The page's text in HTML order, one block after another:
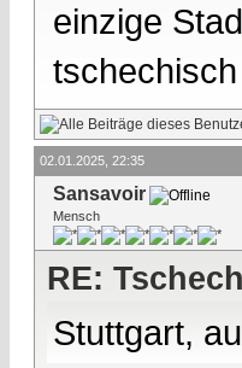
einzige
02.01.2025, 22:35
Sansavoir
Mensch
RE:
Stuttgart,